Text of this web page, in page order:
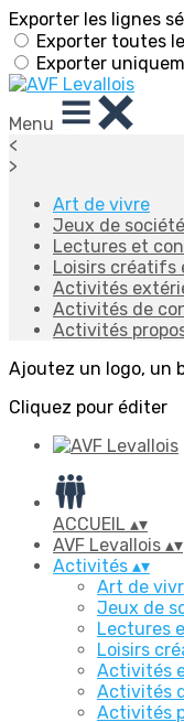
Exporter les lignes
Exporter toutes
Exporter
Menu
<
>
Art de vivre
Jeux de
Lectures et
Loisirs créatifs
Activités
Activités de
Activités
Ajoutez un logo, un
Cliquez pour éditer
ACCUEIL ▴▾
AVF Levallois ▴▾
Activités ▴▾
Art de
Jeux de
Lectures
Loisirs
Activités
Activités
Activités